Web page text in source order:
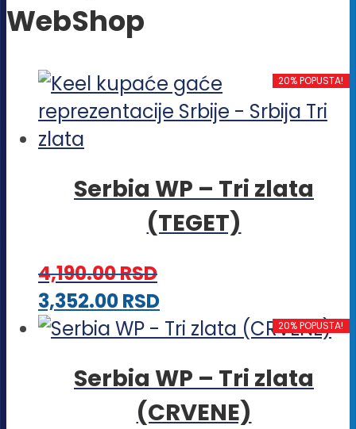
WebShop
20% POPUSTA!
Serbia WP – Tri zlata
(TEGET)
4,190.00RSD
3,352.00RSDOvaj
proizvod
više
varijanti.
20% POPUSTA!
Serbia WP – Tri zlata
(CRVENE)